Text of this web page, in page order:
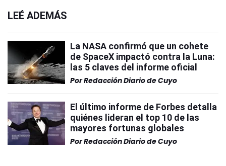
LEÉ ADEMÁS
La NASA confirmó que un cohete
de SpaceX impactó contra la Luna:
las 5 claves del informe oficial
PorRedacción Diario de Cuyo
El último informe de Forbes detalla
quiénes lideran el top 10 de las
mayores fortunas globales
PorRedacción Diario de Cuyo